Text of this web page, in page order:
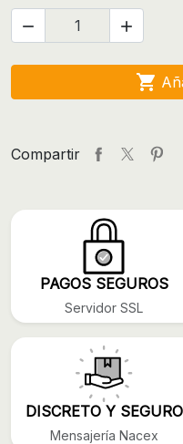
 

Compartir
PAGOS SEGUROS
Servidor SSL
DISCRETO Y SEGURO
Mensajería Nacex